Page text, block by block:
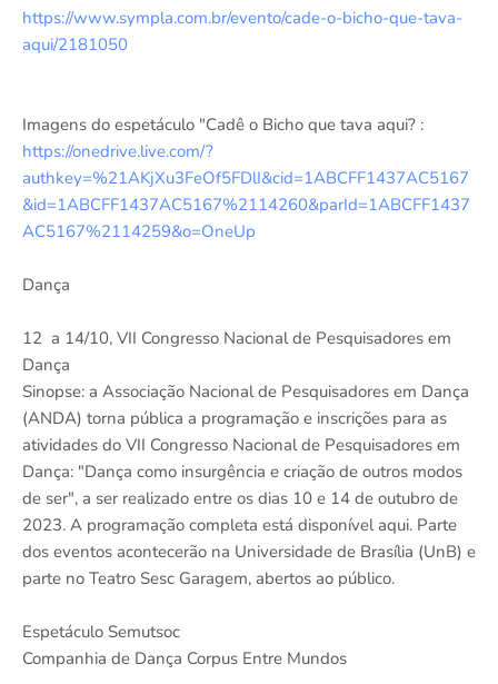
https://www.sympla.com.br/evento/cade-o-bicho-que-tava-
aqui/2181050
Imagens do espetáculo "Cadê o Bicho que tava aqui? :
https://onedrive.live.com/?
authkey=%21AKjXu3FeOf5FDlI&cid=1ABCFF1437AC5167
&id=1ABCFF1437AC5167%2114260&parId=1ABCFF1437
AC5167%2114259&o=OneUp
Dança
12 a 14/10, VII Congresso Nacional de Pesquisadores em
Dança
Sinopse: a Associação Nacional de Pesquisadores em Dança
(ANDA) torna pública a programação e inscrições para as
atividades do VII Congresso Nacional de Pesquisadores em
Dança: "Dança como insurgência e criação de outros modos
de ser", a ser realizado entre os dias 10 e 14 de outubro de
2023. A programação completa está disponível aqui. Parte
dos eventos acontecerão na Universidade de Brasília (UnB) e
parte no Teatro Sesc Garagem, abertos ao público.
Espetáculo Semutsoc
Companhia de Dança Corpus Entre Mundos